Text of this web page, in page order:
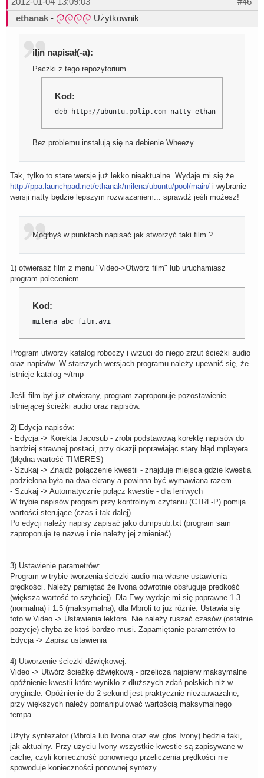
ethanak - Użytkownik
ilin napisał(-a):
Paczki z tego repozytorium
Kod:
deb http://ubuntu.polip.com natty ethanak
Bez problemu instalują się na debienie Wheezy.
Tak, tylko to stare wersje już lekko nieaktualne. Wydaje mi się że
http://ppa.launchpad.net/ethanak/milena/ubuntu/pool/main/ i wybranie
wersji natty będzie lepszym rozwiązaniem... sprawdź jeśli możesz!
Mógłbyś w punktach napisać jak stworzyć taki film ?
1) otwierasz film z menu "Video->Otwórz film" lub uruchamiasz
program poleceniem
Kod:
milena_abc film.avi
Program utworzy katalog roboczy i wrzuci do niego zrzut ścieżki audio
oraz napisów. W starszych wersjach programu należy upewnić się, że
istnieje katalog ~/tmp
Jeśli film był już otwierany, program zaproponuje pozostawienie
istniejącej ścieżki audio oraz napisów.
2) Edycja napisów:
- Edycja -> Korekta Jacosub - zrobi podstawową korektę napisów do
bardziej strawnej postaci, przy okazji poprawiając stary błąd mplayera
(błędna wartość TIMERES)
- Szukaj -> Znajdź połączenie kwestii - znajduje miejsca gdzie kwestia
podzielona była na dwa ekrany a powinna być wymawiana razem
- Szukaj -> Automatycznie połącz kwestie - dla leniwych
W trybie napisów program przy kontrolnym czytaniu (CTRL-P) pomija
wartości sterujące (czas i tak dalej)
Po edycji należy napisy zapisać jako dumpsub.txt (program sam
zaproponuje tę nazwę i nie należy jej zmieniać).
3) Ustawienie parametrów:
Program w trybie tworzenia ścieżki audio ma własne ustawienia
prędkości. Należy pamiętać że Ivona odwrotnie obsługuje prędkość
(większa wartość to szybciej). Dla Ewy wydaje mi się poprawne 1.3
(normalna) i 1.5 (maksymalna), dla Mbroli to już różnie. Ustawia się
toto w Video -> Ustawienia lektora. Nie należy ruszać czasów (ostatnie
pozycje) chyba że ktoś bardzo musi. Zapamiętanie parametrów to
Edycja -> Zapisz ustawienia
4) Utworzenie ścieżki dźwiękowej:
Video -> Utwórz ścieżkę dźwiękową - przelicza najpierw maksymalne
opóźnienie kwestii które wynikło z dłuższych zdań polskich niż w
oryginale. Opóźnienie do 2 sekund jest praktycznie niezauważalne,
przy większych należy pomanipulować wartością maksymalnego
tempa.
Użyty syntezator (Mbrola lub Ivona oraz ew. głos Ivony) będzie taki,
jak aktualny. Przy użyciu Ivony wszystkie kwestie są zapisywane w
cache, czyli konieczność ponownego przeliczenia prędkości nie
spowoduje konieczności ponownej syntezy.